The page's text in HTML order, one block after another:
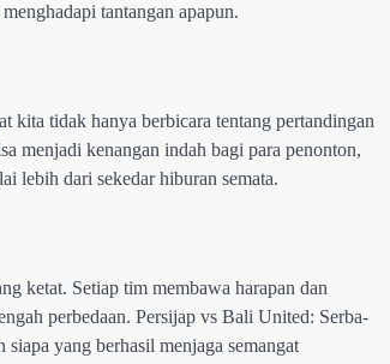
tantangan apapun.
kita tidak hanya berbicara tentang pertandingan
menjadi kenangan indah bagi para penonton,
lebih dari sekedar hiburan semata.
ketat. Setiap tim membawa harapan dan
perbedaan. Persijap vs Bali United: Serba-
yang berhasil menjaga semangat